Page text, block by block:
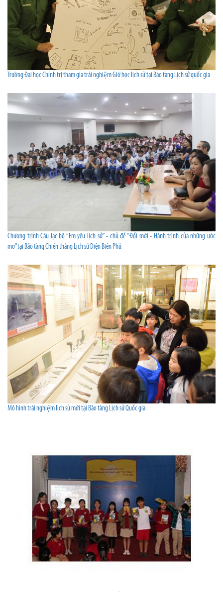
Trường Đại học Chính trị tham gia trải nghiệm Giờ học lịch sử tại Bảo tàng Lịch sử quốc gia
Chương trình Câu lạc bộ “Em yêu lịch sử” - chủ đề “Đổi mới - Hành trình của những ước
mơ”tại Bảo tàng Chiến thắng Lịch sử Điện Biên Phủ
Mô hình trải nghiệm lịch sử mới tại Bảo tàng Lịch sử Quốc gia